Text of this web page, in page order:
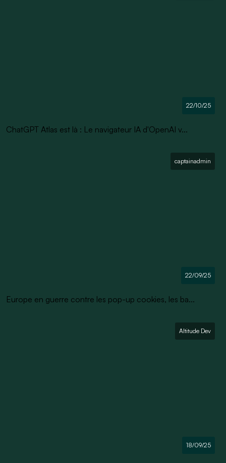
22/10/25
ChatGPT Atlas est là : Le navigateur IA d'OpenAI v...
captainadmin
22/09/25
Europe en guerre contre les pop-up cookies, les ba...
Altitude Dev
18/09/25